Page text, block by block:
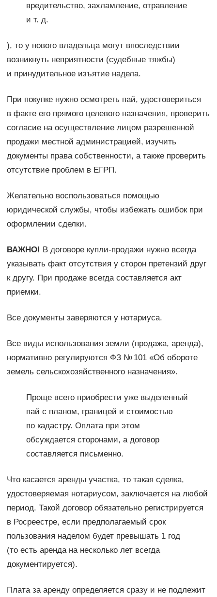
вредительство, захламление, отравление
и т. д.
), то у нового владельца могут впоследствии
возникнуть неприятности (судебные тяжбы)
и принудительное изъятие надела.
При покупке нужно осмотреть пай, удостовериться
в факте его прямого целевого назначения, проверить
согласие на осуществление лицом разрешенной
продажи местной администрацией, изучить
документы права собственности, а также проверить
отсутствие проблем в ЕГРП.
Желательно воспользоваться помощью
юридической службы, чтобы избежать ошибок при
оформлении сделки.
ВАЖНО! В договоре купли-продажи нужно всегда
указывать факт отсутствия у сторон претензий друг
к другу. При продаже всегда составляется акт
приемки.
Все документы заверяются у нотариуса.
Все виды использования земли (продажа, аренда),
нормативно регулируются ФЗ № 101 «Об обороте
земель сельскохозяйственного назначения».
Проще всего приобрести уже выделенный
пай с планом, границей и стоимостью
по кадастру. Оплата при этом
обсуждается сторонами, а договор
составляется письменно.
Что касается аренды участка, то такая сделка,
удостоверяемая нотариусом, заключается на любой
период. Такой договор обязательно регистрируется
в Росреестре, если предполагаемый срок
пользования наделом будет превышать 1 год
(то есть аренда на несколько лет всегда
документируется).
Плата за аренду определяется сразу и не подлежит